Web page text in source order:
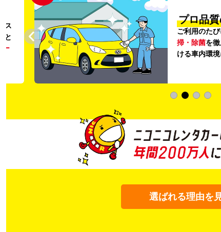
ス
と
リー
プロ品
ご利用のた
掃・除菌を
ける車内環
選ばれる理由を